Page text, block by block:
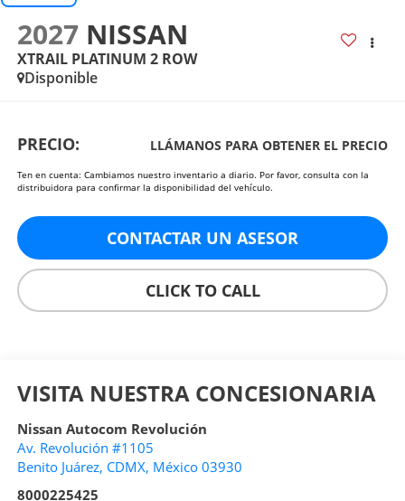
2027 NISSAN
XTRAIL PLATINUM 2 ROW
Disponible
PRECIO: LLÁMANOS PARA OBTENER EL PRECIO
Ten en cuenta: Cambiamos nuestro inventario a diario. Por favor, consulta con la
distribuidora para confirmar la disponibilidad del vehículo.
CONTACTAR UN ASESOR
CLICK TO CALL
VISITA NUESTRA CONCESIONARIA
Nissan Autocom Revolución
Av. Revolución #1105
Benito Juárez, CDMX, México 03930
8000225425